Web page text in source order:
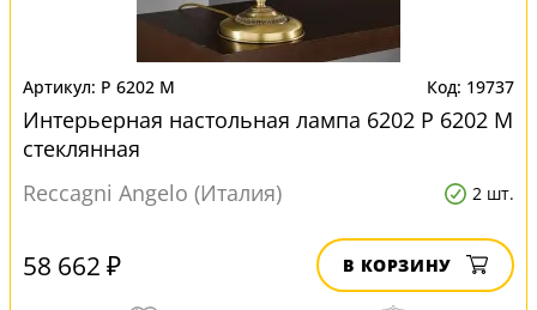
P 6202 M 19737
Интерьерная настольная лампа 6202 P 6202 M
стеклянная
Reccagni Angelo (Италия)
2 шт.
58 662 ₽ В КОРЗИНУ